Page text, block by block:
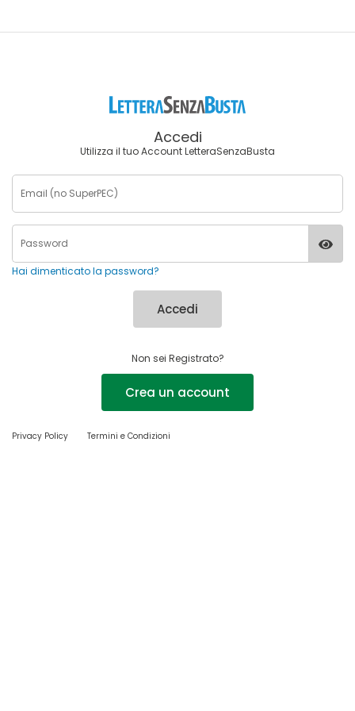
Accedi
Utilizza il tuo Account LetteraSenzaBusta
Hai dimenticato la password?
Accedi
Non sei Registrato?
Crea un account
Privacy Policy Termini e Condizioni